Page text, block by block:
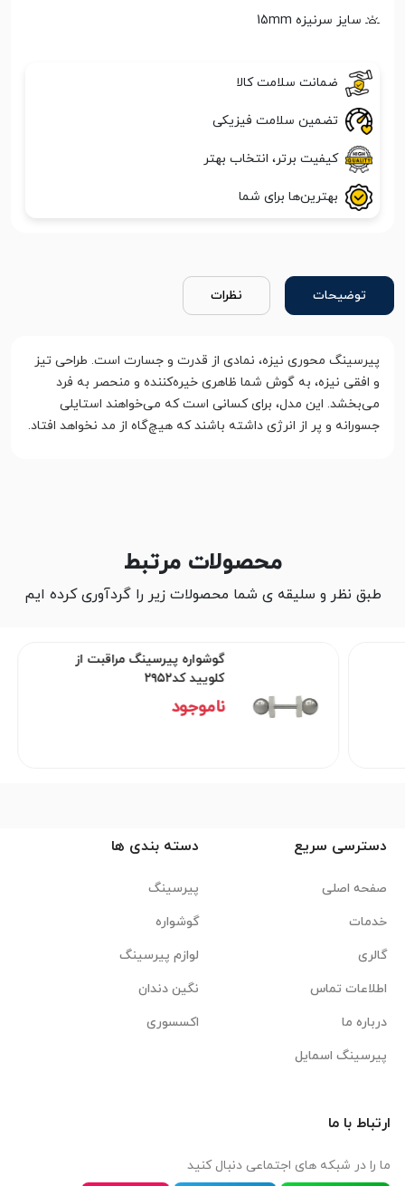
سایز سرنیزه 15mm
ضمانت سلامت کالا
تضمین سلامت فیزیکی
کیفیت برتر، انتخاب بهتر
بهترین‌ها برای شما
توضیحات نظرات
پیرسینگ محوری نیزه، نمادی از قدرت و جسارت است. طراحی تیز
و افقی نیزه، به گوش شما ظاهری خیره‌کننده و منحصر به فرد
می‌بخشد. این مدل، برای کسانی است که می‌خواهند استایلی
جسورانه و پر از انرژی داشته باشند که هیچ‌گاه از مد نخواهد افتاد.
محصولات مرتبط
طبق نظر و سلیقه ی شما محصولات زیر را گردآوری کرده ایم
گوشواره پیرسینگ مراقبت از
ناموجود
دسترسی سریع
صفحه اصلی
خدمات
گالری
اطلاعات تماس
درباره ما
پیرسینگ اسمایل
دسته بندی ها
پیرسینگ
گوشواره
لوازم پیرسینگ
نگین دندان
اکسسوری
ارتباط با ما
ما را در شبکه های اجتماعی دنبال کنید